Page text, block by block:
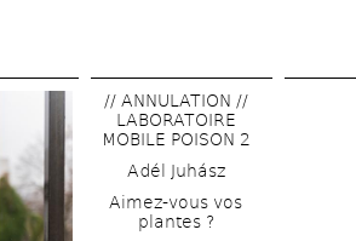
// ANNULATION //
LABORATOIRE
MOBILE POISON 2
Adél Juhász
Aimez-vous vos
plantes ?